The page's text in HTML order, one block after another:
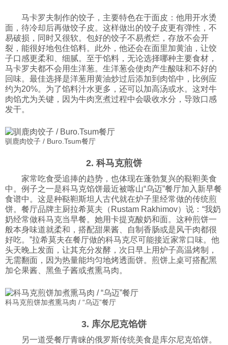
历史
体育
旅游
视听
马卡罗夫制作的饺子，主要特色在于面皮：他用开水烫
面，待冷却后再做饺子皮。这样做出的饺子皮更有弹性，不
易破损，同时又很软。包好的饺子不易煮烂，存放不会开
裂，能很好地包住馅料。此外，他还会在面里加黄油，让饺
子口感更柔和、细腻。至于馅料，无论选择哪种主要食材，
马卡罗夫都不会用生洋葱。生洋葱会使肉产生酸味和不好的
回味。最佳选择是洋葱用黄油炒过后添加到肉馅中，比例应
约为20%。为了馅料汁水更多，还可以加高汤或水。这对牛
肉馅尤为关键，因为牛肉烹煮过程中会吸收水分，导致口感
发干。
驯鹿肉饺子 / Buro.Tsum餐厅
2. 科马克煎饼
家常吃食受追捧的趋势，也体现在蓬勃复兴的鞑靼美食
中。例子之一是科马克馅饼最近被喀山“乌迈”餐厅加入新早餐
食谱中。这是种鞑靼斯坦人古代就在炉子里经常做的传统煎
饼。餐厅品牌主厨拉希莫夫（Rustam Rakhimov）说：“我奶
奶经常做科马克当早餐。她用卡提克酸奶和面。这种煎饼一
般本身味道就柔和，搭配甜果酱、自制香肠或是风干肉都很
好吃。”拉希莫夫在餐厅做的科马克尽可能接近家常口味。他
头天晚上发面，让其充分发酵，次日早上用炉子高温烤制，
无需翻面，因为热量能均匀地烤透面饼。煎饼上桌可搭配黑
加仑果酱、黑鱼子酱或煮熏马肉。
科马克煎饼加煮熏马肉 / “乌迈”餐厅
3. 库尔尼克馅饼
另一道受餐厅青睐的俄罗斯传统美食是库尔尼克馅饼。